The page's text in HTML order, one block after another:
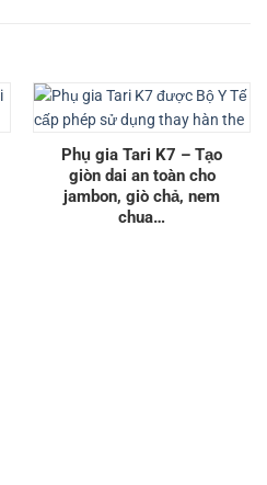
Phụ gia Tari K7 – Tạo
giòn dai an toàn cho
jambon, giò chả, nem
chua…